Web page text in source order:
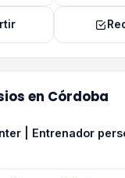
en Córdoba
| Entrenador